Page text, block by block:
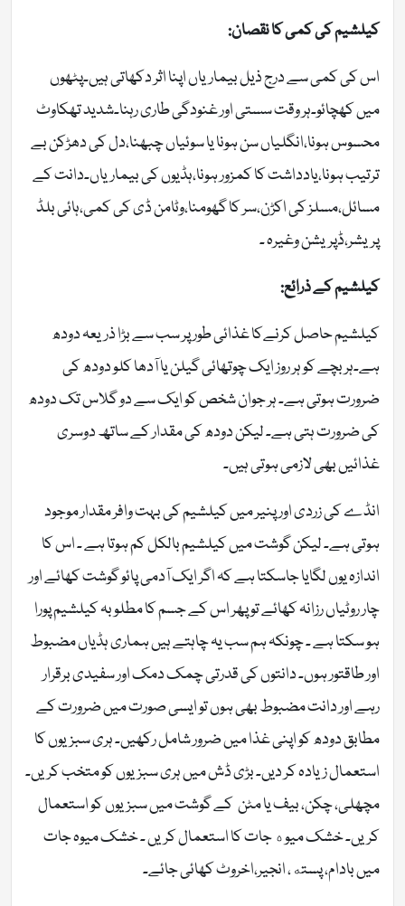
کیلشیم کی کمی کا نقصان:
اس کی کمی سے درج ذیل بیماریاں اپنا اثر دکھاتی ہیں۔پٹھوں
میں کھچائو۔ہر وقت سستی اور غنودگی طاری رہنا۔شدید تھکاوٹ
محسوس ہونا،انگلیاں سن ہونا یا سوئیاں چبھنا،دل کی دھڑکن بے
ترتیب ہونا،یادداشت کا کمزور ہونا،ہڈیوں کی بیماریاں۔دانت کے
مسائل،مسلز کی اکڑن،سر کا گھومنا،وٹامن ڈی کی کمی،ہائی بلڈ
پریشر،ڈپریشن وغیرہ ۔
کیلشیم کے ذرائع:
کیلشیم حاصل کرنےکا غذائی طور پر سب سے بڑا ذریعہ دودھ
ہے۔ہر بچے کو ہر روز ایک چوتھائی گیلن یا آدھا کلو دودھ کی
ضرورت ہوتی ہے۔ ہر جوان شخص کو ایک سے دو گلاس تک دودھ
کی ضرورت ہتی ہے۔ لیکن دودھ کی مقدار کے ساتھ دوسری
غذائیں بھی لازمی ہوتی ہیں۔
انڈے کی زردی اور پنیر میں کیلشیم کی بہت وافر مقدار موجود
ہوتی ہے۔ لیکن گوشت میں کیلشیم بالکل کم ہوتا ہے ۔ اس کا
اندازہ یوں لگایا جاسکتا ہے کہ اگر ایک آدمی پائو گوشت کھائے اور
چار روٹیاں رزانہ کھائے تو پھر اس کے جسم کا مطلوبہ کیلشیم پورا
ہو سکتا ہے ۔ چونکہ ہم سب یہ چاہتے ہیں ہماری ہڈیاں مضبوط
اور طاقتور ہوں۔ دانتوں کی قدرتی چمک دمک اور سفیدی برقرار
رہے اور دانت مضبوط بھی ہوں تو ایسی صورت میں ضرورت کے
مطابق دودھ کو اپنی غذا میں ضرور شامل رکھیں۔ ہری سبزیوں کا
استعمال زیادہ کر دیں۔ بڑی ڈش میں ہری سبزیوں کو متخب کریں۔
مچھلی، چکن، بیف یا مٹن کے گوشت میں سبزیوں کو استعمال
کریں۔ خشک میوه جات کا استعمال کریں ۔ خشک میوہ جات
میں بادام، پسته، انجیر،اخروٹ کھائی جائے۔